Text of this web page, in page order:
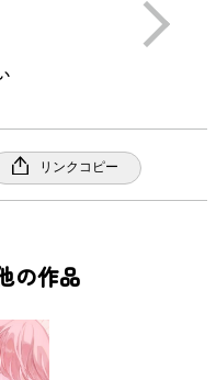
リンクコピー
の作品